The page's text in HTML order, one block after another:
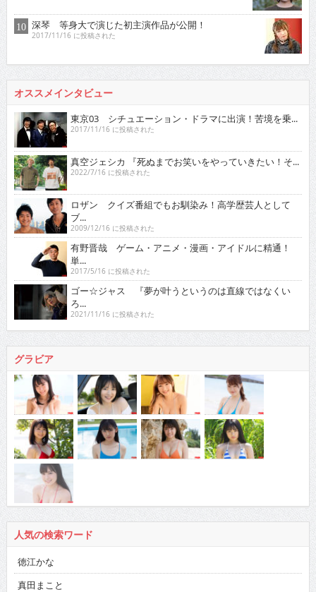
深琴 等身大で演じた初主演作品が公開！
2017/11/16 に投稿された
オススメインタビュー
東京03 シチュエーション・ドラマに出演！苦境を乗...
2017/11/16 に投稿された
真空ジェシカ 『死ぬまでお笑いをやっていきたい！そ...
2022/7/16 に投稿された
ロザン クイズ番組でもお馴染み！高学歴芸人として
ブ...
2009/12/16 に投稿された
有野晋哉 ゲーム・アニメ・漫画・アイドルに精通！
単...
2017/5/16 に投稿された
ゴー☆ジャス 『夢が叶うというのは直線ではなくい
ろ...
2021/11/16 に投稿された
グラビア
人気の検索ワード
徳江かな
真田まこと